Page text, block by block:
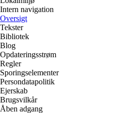
Intern navigation
Oversigt
Tekster
Bibliotek
Blog
Opdateringsstrøm
Regler
Sporingselementer
Persondatapolitik
Ejerskab
Brugsvilkår
Åben adgang